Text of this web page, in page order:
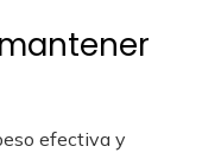
efectiva y